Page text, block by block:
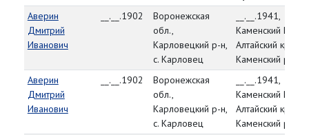
Аверин
Дмитрий
Иванович
__.__.1902
Воронежская
обл.,
Карловецкий р-н,
с. Карловец
__.__.1941,
Каменский РВК,
Алтайский край,
Каменский р-н
Аверин
Дмитрий
Иванович
__.__.1902
Воронежская
обл.,
Карловецкий р-н,
с. Карловец
__.__.1941,
Каменский РВК,
Алтайский край,
Каменский р-н